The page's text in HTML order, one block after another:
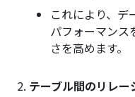
これにより、デ
パフォーマンス
さを高めます。
テーブル間のリレー